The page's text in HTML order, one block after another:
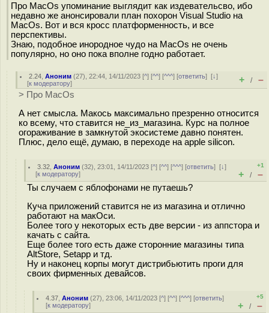
Про MacOs упоминание выглядит как издевательсво, ибо
недавно же анонсировали план похорон Visual Studio на
MacOs. Вот и вся кросс платформенность, и все
перспективы.
Знаю, подобное инородное чудо на MacOs не очень
популярно, но оно пока вполне годно работает.
2.24 ,Аноним (27), 22:44, 14/11/2023 [^] [^^] [^^^] [ответить][↓]
[к модератору] + / –
> Про MacOs
А нет смысла. Макось максимально презренно относится
ко всему, что ставится не_из_магазина. Курс на полное
огораживание в замкнутой экосистеме давно понятен.
Плюс, дело ещё, думаю, в переходе на apple silicon.
3.32 ,Аноним (32), 23:01, 14/11/2023 [^] [^^] [^^^] [ответить][↓]
[к модератору]
+1
+ / –
Ты случаем с яблофонами не путаешь?
Куча приложений ставится не из магазина и отлично
работают на макОси.
Более того у некоторых есть две версии - из аппстора и
качать с сайта.
Еще более того есть даже сторонние магазины типа
AltStore, Setapp и тд.
Ну и наконец корпы могут дистрибьютить проги для
своих фирменных девайсов.
4.37 ,Аноним (27), 23:06, 14/11/2023 [^] [^^] [^^^] [ответить]
[к модератору]
+5
+ / –